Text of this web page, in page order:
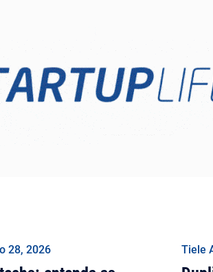
28, 2026 Tiele